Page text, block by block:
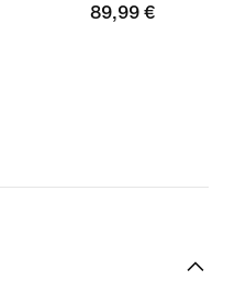
89,99 €
89,99 €